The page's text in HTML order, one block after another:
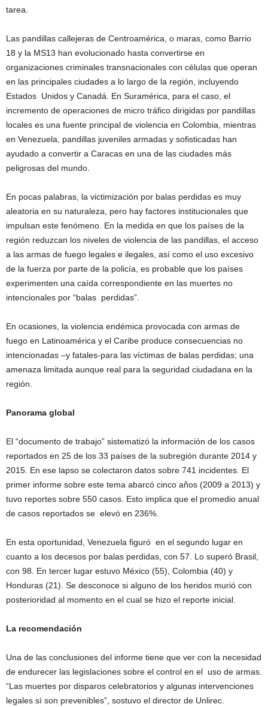
tarea.
Las pandillas callejeras de Centroamérica, o maras, como Barrio
18 y la MS13 han evolucionado hasta convertirse en
organizaciones criminales transnacionales con células que operan
en las principales ciudades a lo largo de la región, incluyendo
Estados Unidos y Canadá. En Suramérica, para el caso, el
incremento de operaciones de micro tráfico dirigidas por pandillas
locales es una fuente principal de violencia en Colombia, mientras
en Venezuela, pandillas juveniles armadas y sofisticadas han
ayudado a convertir a Caracas en una de las ciudades más
peligrosas del mundo.
En pocas palabras, la victimización por balas perdidas es muy
aleatoria en su naturaleza, pero hay factores institucionales que
impulsan este fenómeno. En la medida en que los países de la
región reduzcan los niveles de violencia de las pandillas, el acceso
a las armas de fuego legales e ilegales, así como el uso excesivo
de la fuerza por parte de la policía, es probable que los países
experimenten una caída correspondiente en las muertes no
intencionales por “balas perdidas”.
En ocasiones, la violencia endémica provocada con armas de
fuego en Latinoamérica y el Caribe produce consecuencias no
intencionadas –y fatales-para las víctimas de balas perdidas; una
amenaza limitada aunque real para la seguridad ciudadana en la
región.
Panorama global
El “documento de trabajo” sistematizó la información de los casos
reportados en 25 de los 33 países de la subregión durante 2014 y
2015. En ese lapso se colectaron datos sobre 741 incidentes. El
primer informe sobre este tema abarcó cinco años (2009 a 2013) y
tuvo reportes sobre 550 casos. Esto implica que el promedio anual
de casos reportados se elevó en 236%.
En esta oportunidad, Venezuela figuró en el segundo lugar en
cuanto a los decesos por balas perdidas, con 57. Lo superó Brasil,
con 98. En tercer lugar estuvo México (55), Colombia (40) y
Honduras (21). Se desconoce si alguno de los heridos murió con
posterioridad al momento en el cual se hizo el reporte inicial.
La recomendación
Una de las conclusiones del informe tiene que ver con la necesidad
de endurecer las legislaciones sobre el control en el uso de armas.
“Las muertes por disparos celebratorios y algunas intervenciones
legales sí son prevenibles”, sostuvo el director de Unlirec.